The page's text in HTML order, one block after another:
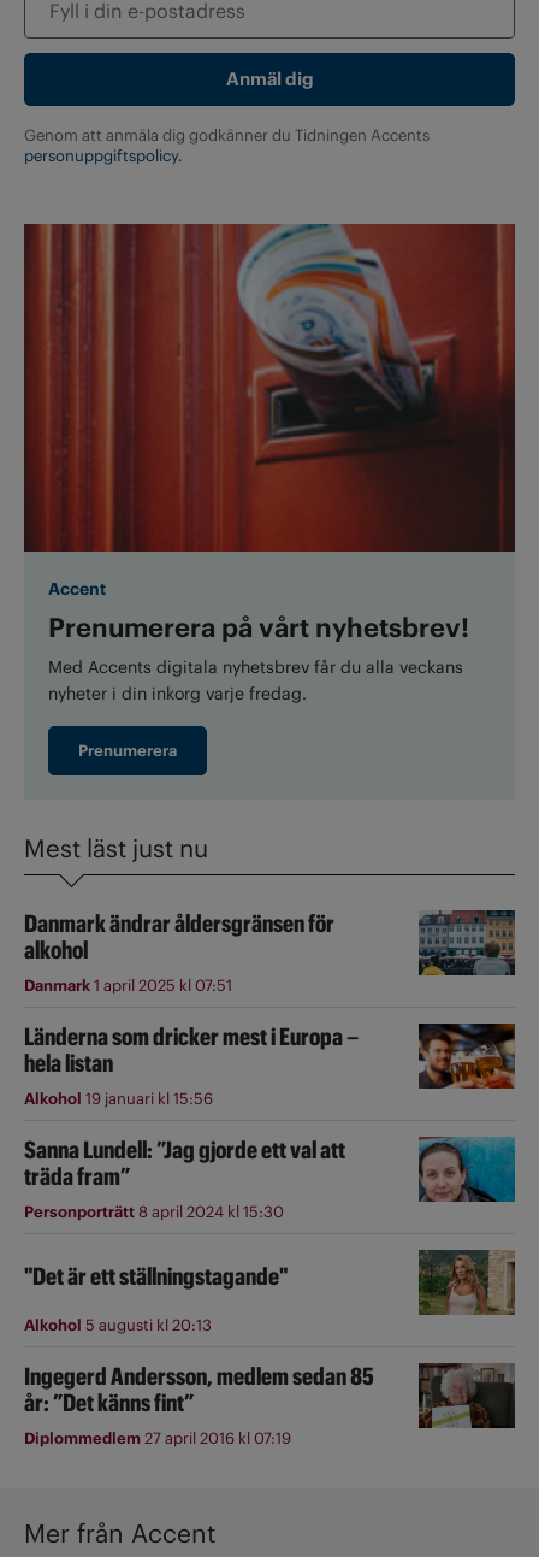
Genom att anmäla dig godkänner du Tidningen Accents
personuppgiftspolicy.
Accent
Prenumerera på vårt nyhetsbrev!
Med Accents digitala nyhetsbrev får du alla veckans
nyheter i din inkorg varje fredag.
Prenumerera
Mest läst just nu
Danmark ändrar åldersgränsen för
alkohol
Danmark1 april 2025 kl 07:51
Länderna som dricker mest i Europa –
hela listan
Alkohol 19 januari kl 15:56
Sanna Lundell: ”Jag gjorde ett val att
träda fram”
Personporträtt8 april 2024 kl 15:30
"Det är ett ställningstagande"
Alkohol 5 augusti kl 20:13
Ingegerd Andersson, medlem sedan 85
år: ”Det känns fint”
Diplommedlem27 april 2016 kl 07:19
Mer från Accent